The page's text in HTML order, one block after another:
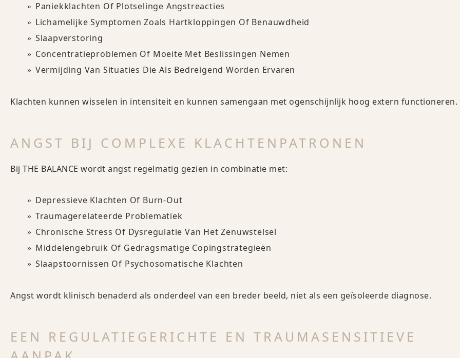
Paniekklachten Of Plotselinge Angstreacties
Lichamelijke Symptomen Zoals Hartkloppingen Of Benauwdheid
Slaapverstoring
Concentratieproblemen Of Moeite Met Beslissingen Nemen
Vermijding Van Situaties Die Als Bedreigend Worden Ervaren
Klachten kunnen wisselen in intensiteit en kunnen samengaan met ogenschijnlijk hoog extern functioneren.
ANGST BIJ COMPLEXE KLACHTENPATRONEN
Bij THE BALANCE wordt angst regelmatig gezien in combinatie met:
Depressieve Klachten Of Burn-Out
Traumagerelateerde Problematiek
Chronische Stress Of Dysregulatie Van Het Zenuwstelsel
Middelengebruik Of Gedragsmatige Copingstrategieën
Slaapstoornissen Of Psychosomatische Klachten
Angst wordt klinisch benaderd als onderdeel van een breder beeld, niet als een geïsoleerde diagnose.
EEN REGULATIEGERICHTE EN TRAUMASENSITIEVE